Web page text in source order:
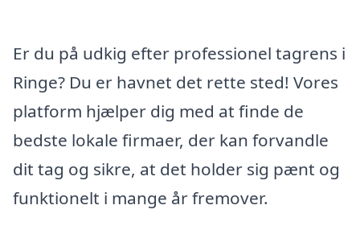
Er du på udkig efter professionel tagrens i
Ringe? Du er havnet det rette sted! Vores
platform hjælper dig med at finde de
bedste lokale firmaer, der kan forvandle
dit tag og sikre, at det holder sig pænt og
funktionelt i mange år fremover.